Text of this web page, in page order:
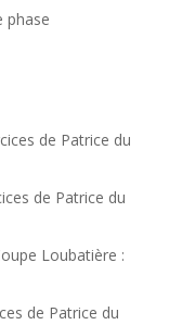
phase
de Patrice du
de Patrice du
Loubatière :
de Patrice du